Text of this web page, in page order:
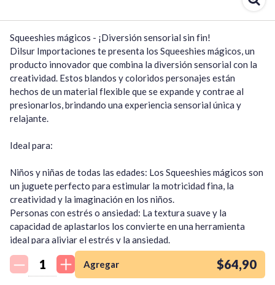
¡Quiero una
tienda así para mi
emprendimiento!
Squeeshies mágicos - ¡Diversión sensorial sin fin!
Dilsur Importaciones te presenta los Squeeshies mágicos, un
producto innovador que combina la diversión sensorial con la
creatividad. Estos blandos y coloridos personajes están
hechos de un material flexible que se expande y contrae al
presionarlos, brindando una experiencia sensorial única y
relajante.
Ideal para:
Niños y niñas de todas las edades: Los Squeeshies mágicos son
un juguete perfecto para estimular la motricidad fina, la
creatividad y la imaginación en los niños.
Personas con estrés o ansiedad: La textura suave y la
capacidad de aplastarlos los convierte en una herramienta
ideal para aliviar el estrés y la ansiedad.
Coleccionistas: Con una gran variedad de personajes y
diseños disponibles, los Squeeshies mágicos se han convertido
en un objeto de colección codiciado por personas de todas las
Agregar $64,90